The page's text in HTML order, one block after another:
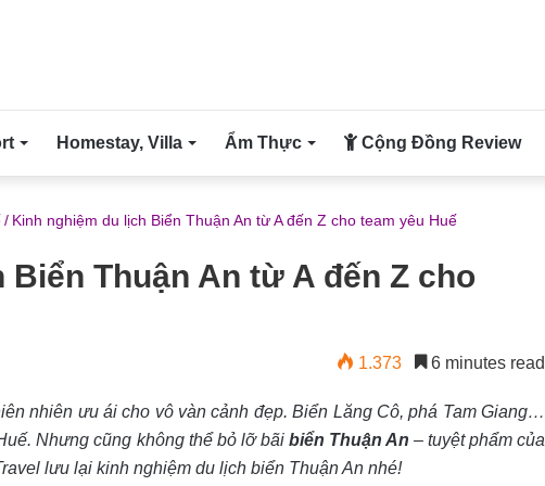
Homestay, Villa Ẩm Thực Cộng Đồng Review
/ Kinh nghiệm du lịch Biển Thuận An từ A đến Z cho team yêu Huế
Thuận An từ A đến Z cho
1.373 6 minutes read
nhiên ưu ái cho vô vàn cảnh đẹp. Biển Lăng Cô, phá Tam Giang…
Nhưng cũng không thể bỏ lỡ bãi biển Thuận An – tuyệt phẩm của
lưu lại kinh nghiệm du lịch biển Thuận An nhé!